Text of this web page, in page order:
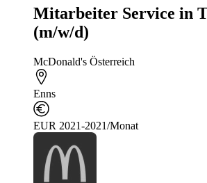
Mitarbeiter Service in
(m/w/d)
McDonald's Österreich
Enns
EUR 2021-2021/Monat